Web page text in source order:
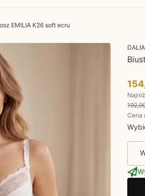
EMILIA K26 soft ecru
Cena